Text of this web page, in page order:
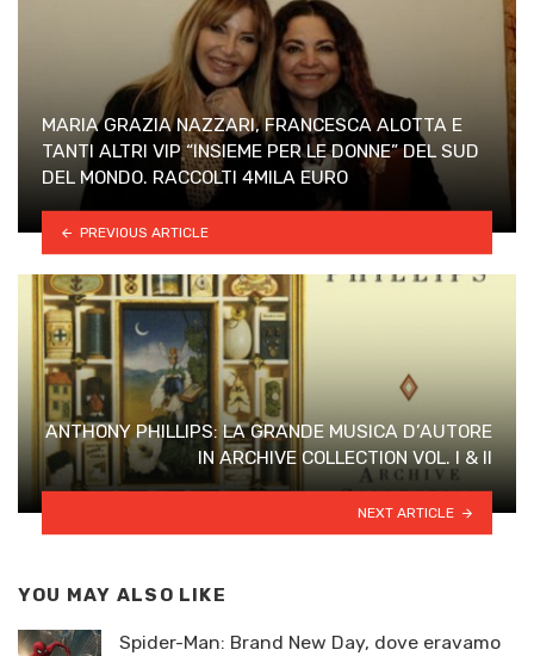
MARIA GRAZIA NAZZARI, FRANCESCA ALOTTA E
TANTI ALTRI VIP “INSIEME PER LE DONNE” DEL SUD
DEL MONDO. RACCOLTI 4MILA EURO
PREVIOUS ARTICLE
ANTHONY PHILLIPS: LA GRANDE MUSICA D’AUTORE
IN ARCHIVE COLLECTION VOL. I & II
NEXT ARTICLE
YOU MAY ALSO LIKE
Spider-Man: Brand New Day, dove eravamo